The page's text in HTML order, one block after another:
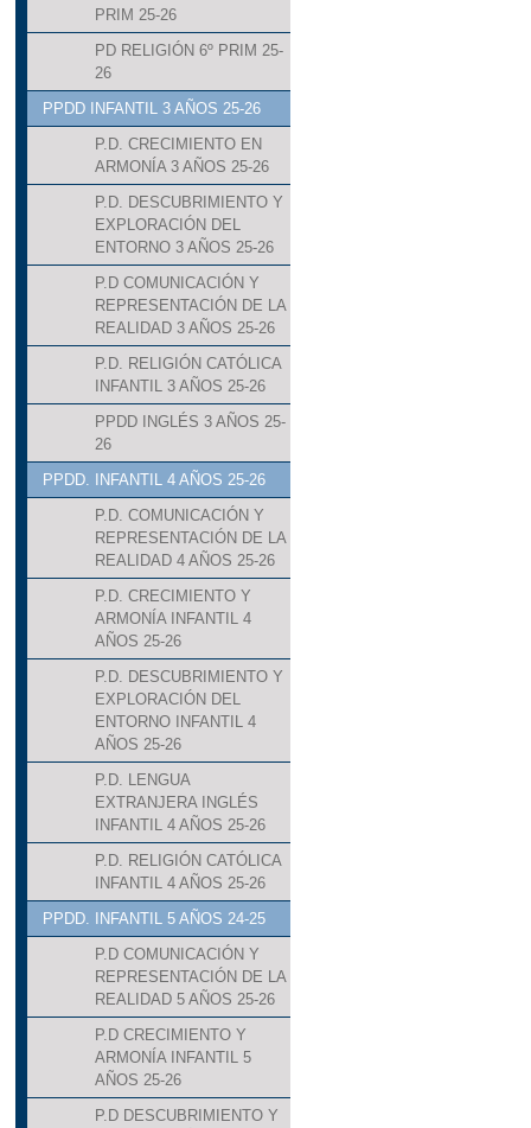
PRIM 25-26
PD RELIGIÓN 6º PRIM 25-
26
PPDD INFANTIL 3 AÑOS 25-26
P.D. CRECIMIENTO EN
ARMONÍA 3 AÑOS 25-26
P.D. DESCUBRIMIENTO Y
EXPLORACIÓN DEL
ENTORNO 3 AÑOS 25-26
P.D COMUNICACIÓN Y
REPRESENTACIÓN DE LA
REALIDAD 3 AÑOS 25-26
P.D. RELIGIÓN CATÓLICA
INFANTIL 3 AÑOS 25-26
PPDD INGLÉS 3 AÑOS 25-
26
PPDD. INFANTIL 4 AÑOS 25-26
P.D. COMUNICACIÓN Y
REPRESENTACIÓN DE LA
REALIDAD 4 AÑOS 25-26
P.D. CRECIMIENTO Y
ARMONÍA INFANTIL 4
AÑOS 25-26
P.D. DESCUBRIMIENTO Y
EXPLORACIÓN DEL
ENTORNO INFANTIL 4
AÑOS 25-26
P.D. LENGUA
EXTRANJERA INGLÉS
INFANTIL 4 AÑOS 25-26
P.D. RELIGIÓN CATÓLICA
INFANTIL 4 AÑOS 25-26
PPDD. INFANTIL 5 AÑOS 24-25
P.D COMUNICACIÓN Y
REPRESENTACIÓN DE LA
REALIDAD 5 AÑOS 25-26
P.D CRECIMIENTO Y
ARMONÍA INFANTIL 5
AÑOS 25-26
P.D DESCUBRIMIENTO Y